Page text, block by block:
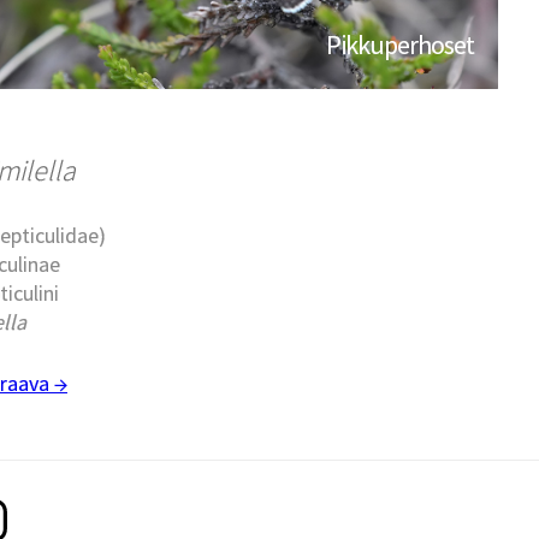
Pikkuperhoset
→